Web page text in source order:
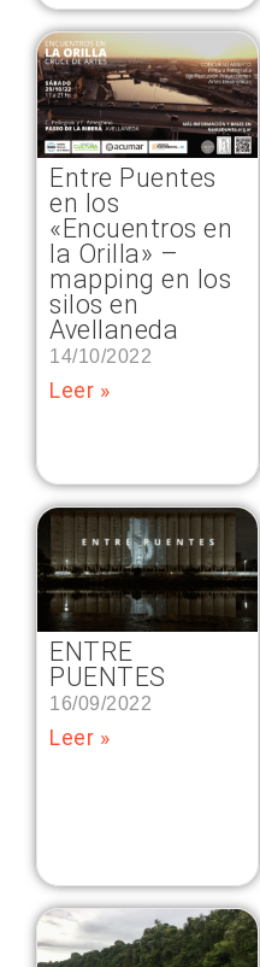
Entre Puentes
en los
«Encuentros en
la Orilla» –
mapping en los
silos en
Avellaneda
14/10/2022
Leer »
ENTRE
PUENTES
16/09/2022
Leer »